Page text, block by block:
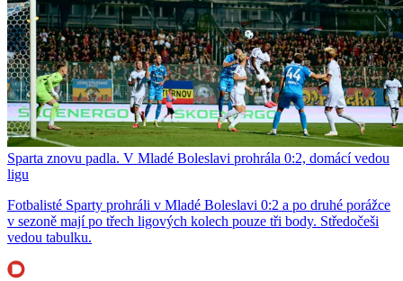
Sparta znovu padla. V Mladé Boleslavi prohrála 0:2, domácí vedou
ligu
Fotbalisté Sparty prohráli v Mladé Boleslavi 0:2 a po druhé porážce
v sezoně mají po třech ligových kolech pouze tři body. Středočeši
vedou tabulku.